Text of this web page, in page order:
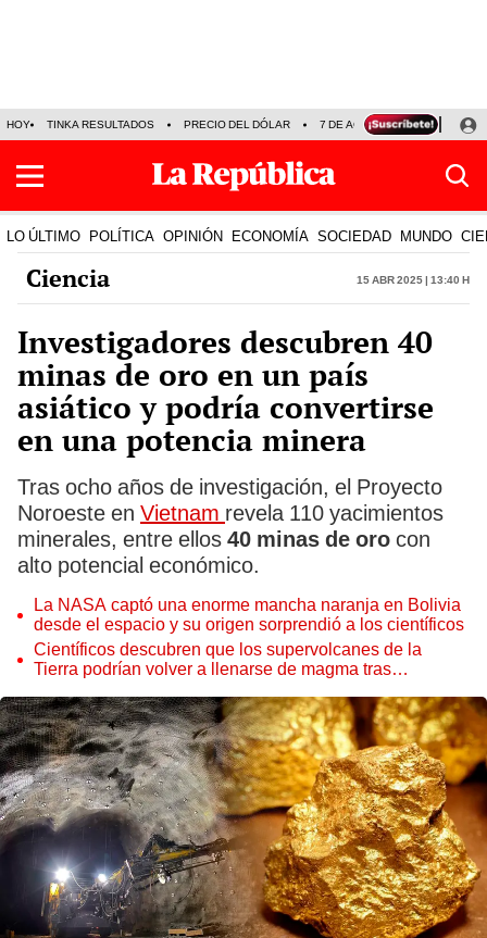
HOY TINKA RESULTADOS PRECIO DEL DÓLAR 7 DE AGOSTO OLLANTA
LO ÚLTIMO POLÍTICA OPINIÓN ECONOMÍA SOCIEDAD MUNDO
Ciencia 15 Abr 2025 | 13:40 h
Investigadores descubren 40
minas de oro en un país
asiático y podría convertirse
en una potencia minera
Tras ocho años de investigación, el Proyecto
Noroeste en Vietnam revela 110 yacimientos
minerales, entre ellos 40 minas de oro con
alto potencial económico.
La NASA captó una enorme mancha naranja en Bolivia
desde el espacio y su origen sorprendió a los científicos
Científicos descubren que los supervolcanes de la
Tierra podrían volver a llenarse de magma tras